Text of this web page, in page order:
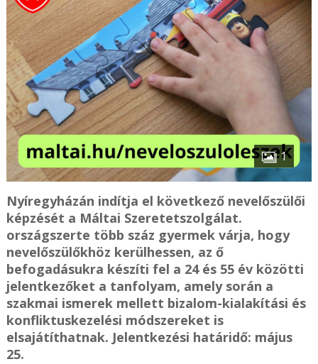
1
Nyíregyházán indítja el következő nevelőszülői
képzését a Máltai Szeretetszolgálat.
országszerte több száz gyermek várja, hogy
nevelőszülőkhöz kerülhessen, az ő
befogadásukra készíti fel a 24 és 55 év közötti
jelentkezőket a tanfolyam, amely során a
szakmai ismerek mellett bizalom-kialakítási és
konfliktuskezelési módszereket is
elsajátíthatnak. Jelentkezési határidő: május
25.